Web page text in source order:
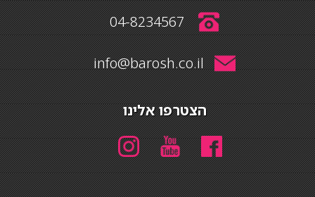
04-8234567
info@barosh.co.il
הצטרפו אלינו